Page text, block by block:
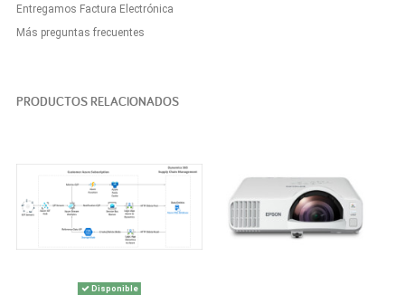
Entregamos Factura Electrónica
Más preguntas frecuentes
PRODUCTOS RELACIONADOS
Disponible